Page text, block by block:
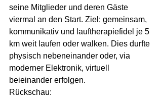
seine Mitglieder und deren Gäste
viermal an den Start. Ziel: gemeinsam,
kommunikativ und lauftherapiefidel je 5
km weit laufen oder walken. Dies durfte
physisch nebeneinander oder, via
moderner Elektronik, virtuell
beieinander erfolgen.
Rückschau: